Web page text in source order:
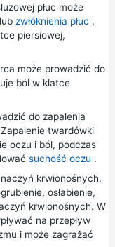
płuc może
zwłóknienia płuc ,
piersiowej,
może prowadzić do
ból w klatce
do zapalenia
twardówki
oczu i ból, podczas
suchość oczu .
krwionośnych,
osłabienie,
krwionośnych. W
na przepływ
i może zagrażać